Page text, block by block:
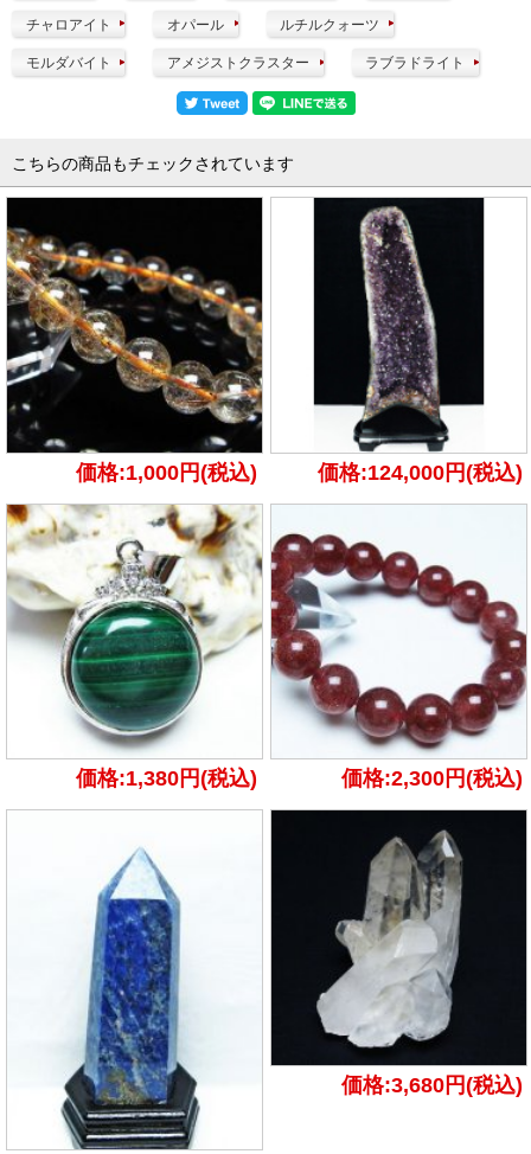
チャロアイト オパール ルチルクォーツ
モルダバイト アメジストクラスター ラブラドライト
こちらの商品もチェックされています
価格:1,000円(税込) 価格:124,000円(税込)
価格:1,380円(税込) 価格:2,300円(税込)
価格:3,680円(税込)